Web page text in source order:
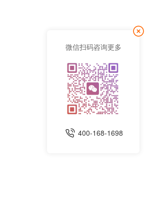
微信扫码咨询更多
400-168-1698